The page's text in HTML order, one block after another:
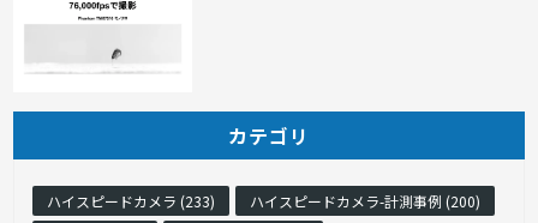
カテゴリ
ハイスピードカメラ (233)
ハイスピードカメラ-計測事例 (200)